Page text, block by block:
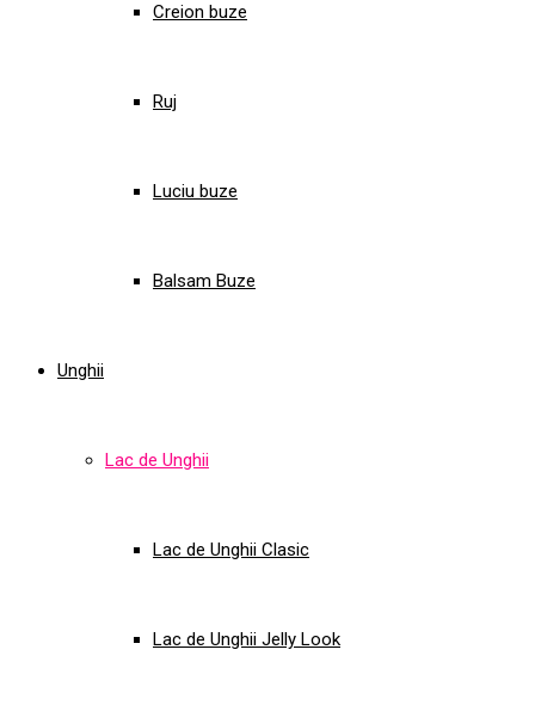
Creion buze
Ruj
Luciu buze
Balsam Buze
Unghii
Lac de Unghii
Lac de Unghii Clasic
Lac de Unghii Jelly Look